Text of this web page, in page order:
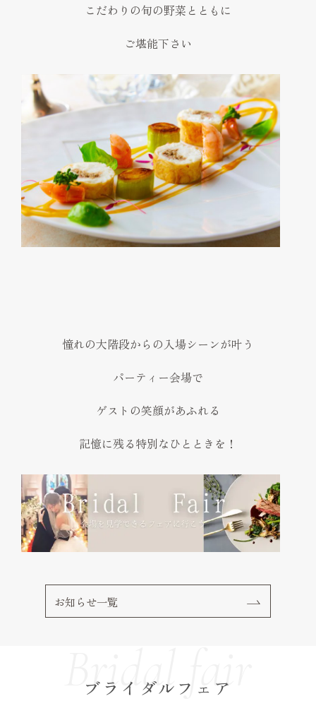
こだわりの旬の野菜とともに
ご堪能下さい
憧れの大階段からの入場シーンが叶う
パーティー会場で
ゲストの笑顔があふれる
記憶に残る特別なひとときを！
お知らせ一覧
ブライダルフェア